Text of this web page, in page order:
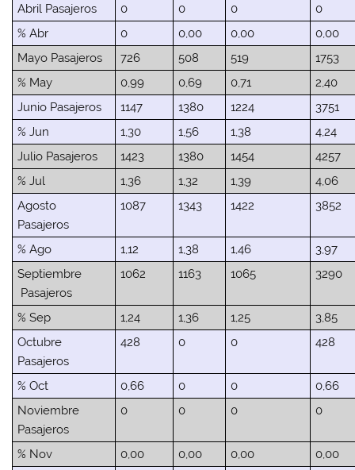
Abril Pasajeros
0 0 0
0
% Abr
0 0,00 0,00
0,00
Mayo Pasajeros
726 508 519
1753
% May
0,99 0,69 0,71
2,40
Junio Pasajeros
1147 1380 1224
3751
% Jun
1,30 1,56 1,38
4,24
Julio Pasajeros
1423 1380 1454
4257
% Jul
1,36 1,32 1,39
4,06
Agosto
Pasajeros
1087 1343 1422 3852
% Ago 1,12 1,38 1,46
3,97
Septiembre
Pasajeros
1062 1163 1065 3290
% Sep 1,24 1,36 1,25
3,85
Octubre
Pasajeros
428 0 0 428
% Oct 0,66 0 0
0,66
Noviembre
Pasajeros
0 0 0 0
% Nov 0,00 0,00 0,00
0,00